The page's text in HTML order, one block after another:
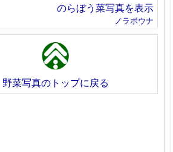
のらぼう菜写真を表示
ノラボウナ
野菜写真のトップに戻る